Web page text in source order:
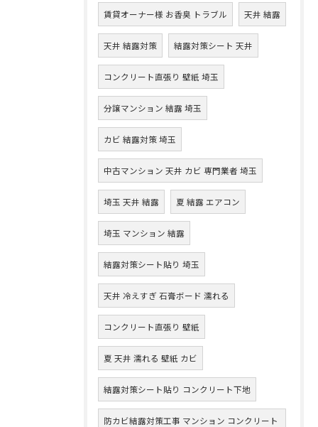
賃貸オーナー様 お香臭 トラブル 天井 結露
天井 結露対策 結露対策シート 天井
コンクリート直張り 壁紙 埼玉
分譲マンション 結露 埼玉
カビ 結露対策 埼玉
中古マンション 天井 カビ 専門業者 埼玉
埼玉 天井 結露 夏 結露 エアコン
埼玉 マンション 結露
結露対策シート貼り 埼玉
天井 冷えすぎ 石膏ボード 濡れる
コンクリート直張り 壁紙
夏 天井 濡れる 壁紙 カビ
結露対策シート貼り コンクリート下地
防カビ結露対策工事 マンション コンクリート